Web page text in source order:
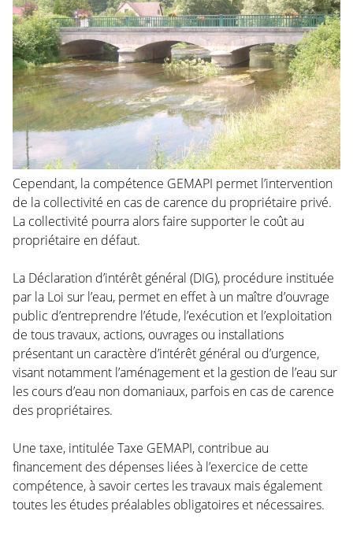
Cependant, la compétence GEMAPI permet l’intervention
de la collectivité en cas de carence du propriétaire privé.
La collectivité pourra alors faire supporter le coût au
propriétaire en défaut.
La Déclaration d’intérêt général (DIG), procédure instituée
par la Loi sur l’eau, permet en effet à un maître d’ouvrage
public d’entreprendre l’étude, l’exécution et l’exploitation
de tous travaux, actions, ouvrages ou installations
présentant un caractère d’intérêt général ou d’urgence,
visant notamment l’aménagement et la gestion de l’eau sur
les cours d’eau non domaniaux, parfois en cas de carence
des propriétaires.
Une taxe, intitulée Taxe GEMAPI, contribue au
financement des dépenses liées à l’exercice de cette
compétence, à savoir certes les travaux mais également
toutes les études préalables obligatoires et nécessaires.